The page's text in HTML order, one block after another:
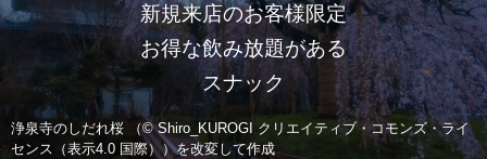
新規来店のお客様限定
お得な飲み放題がある
スナック
浄泉寺のしだれ桜 （© Shiro_KUROGI クリエイティブ・コモンズ・ライ
センス（表示4.0 国際））を改変して作成